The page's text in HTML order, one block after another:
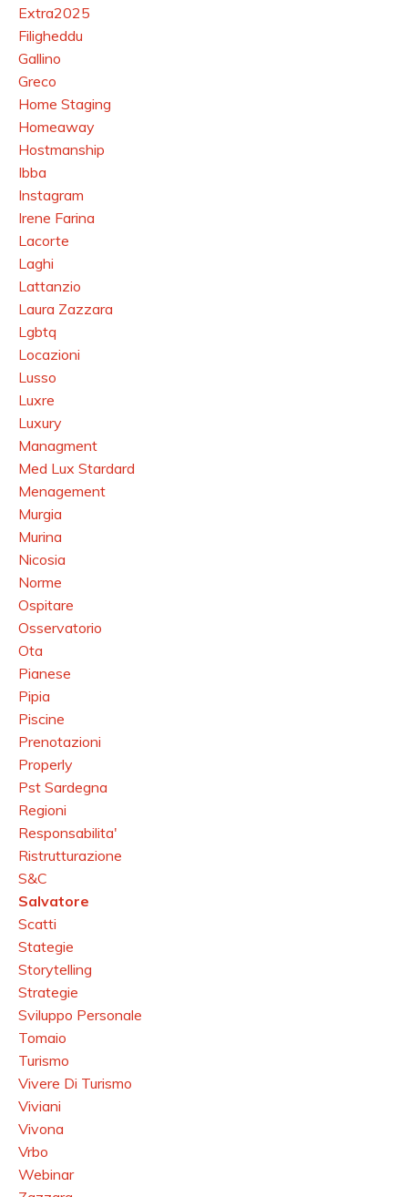
Extra2025
Filigheddu
Gallino
Greco
Home Staging
Homeaway
Hostmanship
Ibba
Instagram
Irene Farina
Lacorte
Laghi
Lattanzio
Laura Zazzara
Lgbtq
Locazioni
Lusso
Luxre
Luxury
Managment
Med Lux Stardard
Menagement
Murgia
Murina
Nicosia
Norme
Ospitare
Osservatorio
Ota
Pianese
Pipia
Piscine
Prenotazioni
Properly
Pst Sardegna
Regioni
Responsabilita'
Ristrutturazione
S&c
Salvatore
Scatti
Stategie
Storytelling
Strategie
Sviluppo Personale
Tomaio
Turismo
Vivere Di Turismo
Viviani
Vivona
Vrbo
Webinar